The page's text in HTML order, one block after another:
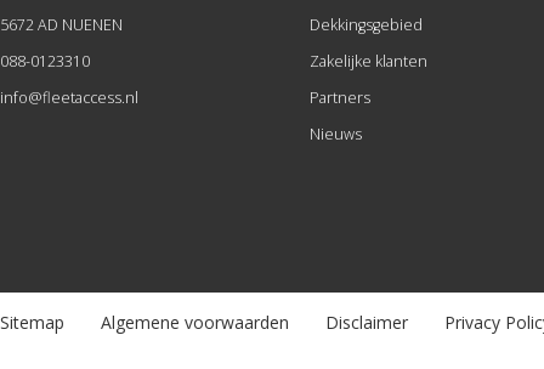
5672 AD NUENEN
088-0123310
info@fleetaccess.nl
Dekkingsgebied
Zakelijke klanten
Partners
Nieuws
Sitemap Algemene voorwaarden Disclaimer Privacy